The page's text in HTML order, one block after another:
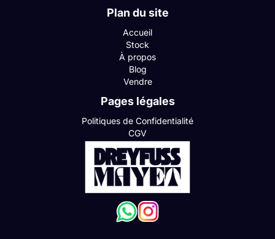
Plan du site
Accueil
Stock
À propos
Blog
Vendre
Pages légales
Politiques de Confidentialité
CGV